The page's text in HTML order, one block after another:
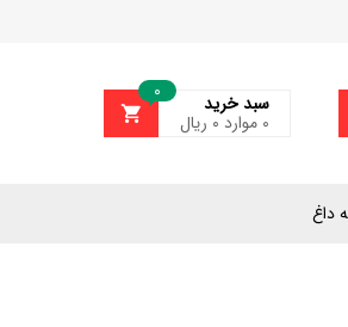
0 سبد خرید
0 موارد ۰ ریال
داغ